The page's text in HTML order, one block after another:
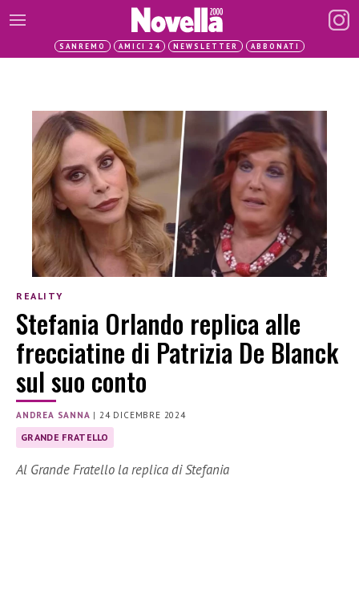
SANREMO AMICI 24 NEWSLETTER ABBONATI
REALITY
Stefania Orlando replica alle
frecciatine di Patrizia De Blanck
sul suo conto
ANDREA SANNA |24 DICEMBRE 2024
GRANDE FRATELLO
Al Grande Fratello la replica di Stefania